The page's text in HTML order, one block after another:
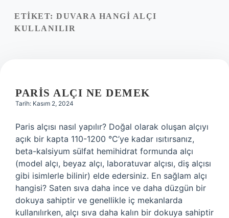
Yasal Uyarı
ETIKET: DUVARA HANGI ALÇI
KULLANILIR
PARIS ALÇI NE DEMEK
Tarih: Kasım 2, 2024
Paris alçısı nasıl yapılır? Doğal olarak oluşan alçıyı
açık bir kapta 110-1200 °C’ye kadar ısıtırsanız,
beta-kalsiyum sülfat hemihidrat formunda alçı
(model alçı, beyaz alçı, laboratuvar alçısı, diş alçısı
gibi isimlerle bilinir) elde edersiniz. En sağlam alçı
hangisi? Saten sıva daha ince ve daha düzgün bir
dokuya sahiptir ve genellikle iç mekanlarda
kullanılırken, alçı sıva daha kalın bir dokuya sahiptir